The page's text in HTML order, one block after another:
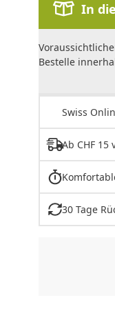
In
Bestelle
Swiss
Ab CHF 15
30 Tage